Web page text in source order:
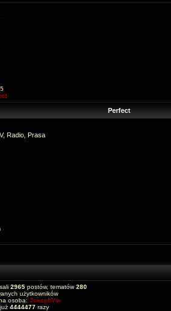
Perfect
Radio, Prasa
2965 postów, tematów280
użytkowników
osoba: JoesphVw
4444477 razy